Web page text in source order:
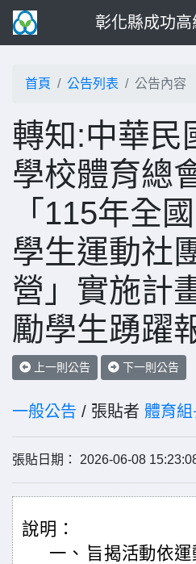
彰化縣成功高
首頁 公告列表 公告內容
轉知:中華民
學校體育總
「115年全
學生運動社
營」實施計
勵學生踴躍
上一則公告 下一則公告
一般公告 / 張貼者 體育組
張貼日期： 2026-06-08
說明：
一、 旨揭活動依